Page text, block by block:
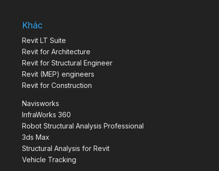
Khác
Revit LT Suite
Revit for Architecture
Revit for Structural Engineer
Revit (MEP) engineers
Revit for Construction
Navisworks
InfraWorks 360
Robot Structural Analysis Professional
3ds Max
Structural Analysis for Revit
Vehicle Tracking